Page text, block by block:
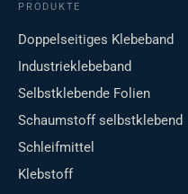
PRODUKTE
Doppelseitiges Klebeband
Industrieklebeband
Selbstklebende Folien
Schaumstoff selbstklebend
Schleifmittel
Klebstoff